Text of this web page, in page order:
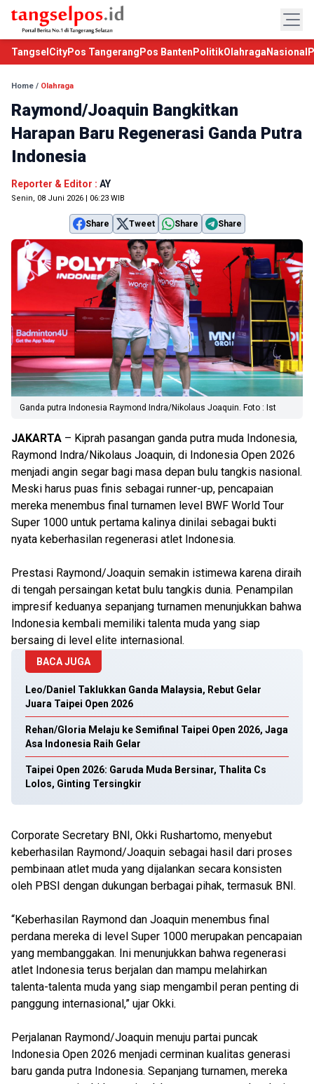
TangselCityPos Tangerang Pos Banten PolitikOlahraga Nasional
Home / Olahraga
Raymond/Joaquin Bangkitkan
Harapan Baru Regenerasi Ganda Putra
Indonesia
Reporter & Editor : AY
Senin, 08 Juni 2026 | 06:23 WIB
Share Tweet Share Share
Ganda putra Indonesia Raymond Indra/Nikolaus Joaquin. Foto : Ist
JAKARTA – Kiprah pasangan ganda putra muda Indonesia,
Raymond Indra/Nikolaus Joaquin, di Indonesia Open 2026
menjadi angin segar bagi masa depan bulu tangkis nasional.
Meski harus puas finis sebagai runner-up, pencapaian
mereka menembus final turnamen level BWF World Tour
Super 1000 untuk pertama kalinya dinilai sebagai bukti
nyata keberhasilan regenerasi atlet Indonesia.
Prestasi Raymond/Joaquin semakin istimewa karena diraih
di tengah persaingan ketat bulu tangkis dunia. Penampilan
impresif keduanya sepanjang turnamen menunjukkan bahwa
Indonesia kembali memiliki talenta muda yang siap
bersaing di level elite internasional.
BACA JUGA
Leo/Daniel Taklukkan Ganda Malaysia, Rebut Gelar
Juara Taipei Open 2026
Rehan/Gloria Melaju ke Semifinal Taipei Open 2026, Jaga
Asa Indonesia Raih Gelar
Taipei Open 2026: Garuda Muda Bersinar, Thalita Cs
Lolos, Ginting Tersingkir
Corporate Secretary BNI, Okki Rushartomo, menyebut
keberhasilan Raymond/Joaquin sebagai hasil dari proses
pembinaan atlet muda yang dijalankan secara konsisten
oleh PBSI dengan dukungan berbagai pihak, termasuk BNI.
“Keberhasilan Raymond dan Joaquin menembus final
perdana mereka di level Super 1000 merupakan pencapaian
yang membanggakan. Ini menunjukkan bahwa regenerasi
atlet Indonesia terus berjalan dan mampu melahirkan
talenta-talenta muda yang siap mengambil peran penting di
panggung internasional,” ujar Okki.
Perjalanan Raymond/Joaquin menuju partai puncak
Indonesia Open 2026 menjadi cerminan kualitas generasi
baru ganda putra Indonesia. Sepanjang turnamen, mereka